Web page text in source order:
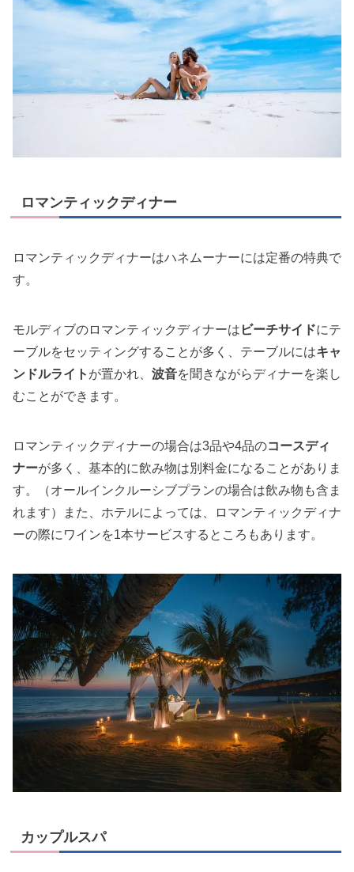
ロマンティックディナー
ロマンティックディナーはハネムーナーには定番の特典で
す。
モルディブのロマンティックディナーは ビーチサイドにテ
ーブルをセッティングすることが多く、テーブルにはキャ
ンドルライト が置かれ、 波音を聞きながらディナーを楽し
むことができます。
ロマンティックディナーの場合は3品や4品のコースディ
ナーが多く、基本的に飲み物は別料金になることがありま
す。（オールインクルーシブプランの場合は飲み物も含ま
れます）また、ホテルによっては、ロマンティックディナ
ーの際にワインを1本サービスするところもあります。
カップルスパ